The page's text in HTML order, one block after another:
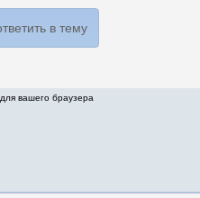
в тему
вашего браузера